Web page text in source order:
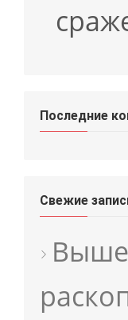
Последние
Свежие